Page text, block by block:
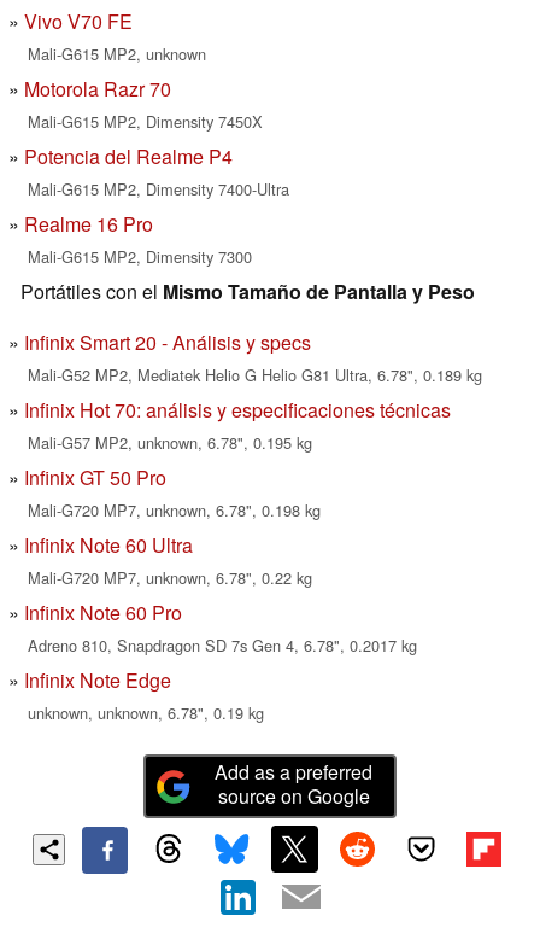
Vivo V70 FE
Mali-G615 MP2, unknown
Motorola Razr 70
Mali-G615 MP2, Dimensity 7450X
Potencia del Realme P4
Mali-G615 MP2, Dimensity 7400-Ultra
Realme 16 Pro
Mali-G615 MP2, Dimensity 7300
Portátiles con el Mismo Tamaño de Pantalla y Peso
Infinix Smart 20 - Análisis y specs
Mali-G52 MP2, Mediatek Helio G Helio G81 Ultra, 6.78", 0.189 kg
Infinix Hot 70: análisis y especificaciones técnicas
Mali-G57 MP2, unknown, 6.78", 0.195 kg
Infinix GT 50 Pro
Mali-G720 MP7, unknown, 6.78", 0.198 kg
Infinix Note 60 Ultra
Mali-G720 MP7, unknown, 6.78", 0.22 kg
Infinix Note 60 Pro
Adreno 810, Snapdragon SD 7s Gen 4, 6.78", 0.2017 kg
Infinix Note Edge
unknown, unknown, 6.78", 0.19 kg
Add as a preferred
source on Google